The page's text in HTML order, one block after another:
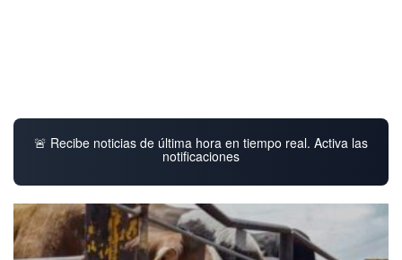
🚨 Recibe noticias de última hora en tiempo real. Activa las
notificaciones